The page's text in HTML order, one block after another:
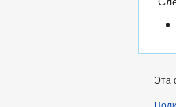
Эта